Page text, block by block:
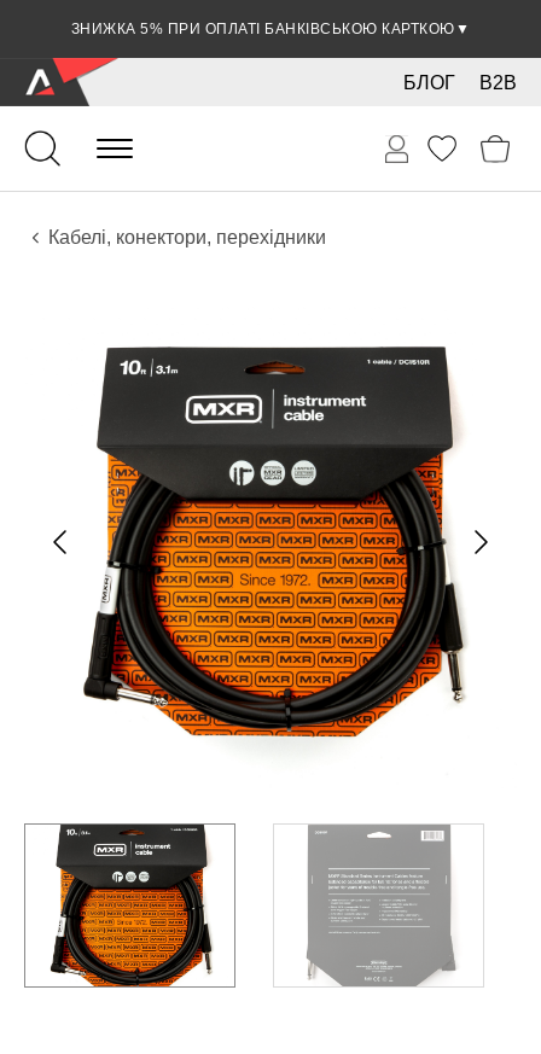
ЗНИЖКА 5% ПРИ ОПЛАТІ БАНКІВСЬКОЮ КАРТКОЮ ▼
B2B
БЛОГ
Гітари
Електро інструменти
Звукове обладнання
Кабелі, конектори, перехідники